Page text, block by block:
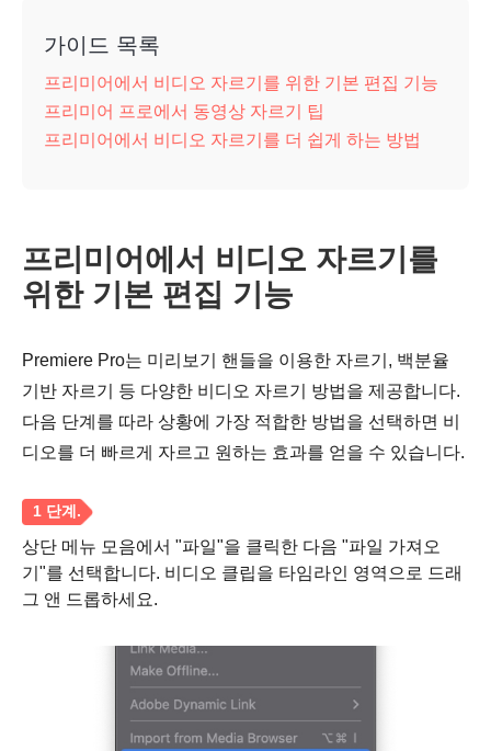
가이드 목록
프리미어에서 비디오 자르기를 위한 기본 편집 기능
프리미어 프로에서 동영상 자르기 팁
프리미어에서 비디오 자르기를 더 쉽게 하는 방법
프리미어에서 비디오 자르기를
위한 기본 편집 기능
Premiere Pro는 미리보기 핸들을 이용한 자르기, 백분율
기반 자르기 등 다양한 비디오 자르기 방법을 제공합니다.
다음 단계를 따라 상황에 가장 적합한 방법을 선택하면 비
디오를 더 빠르게 자르고 원하는 효과를 얻을 수 있습니다.
상단 메뉴 모음에서 "파일"을 클릭한 다음 "파일 가져오
기"를 선택합니다. 비디오 클립을 타임라인 영역으로 드래
그 앤 드롭하세요.